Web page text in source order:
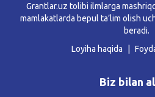
Grantlar.uz tolibi ilmlarga
mamlakatlarda bepul ta’lim olish
beradi.
Loyiha haqida
Biz bilan